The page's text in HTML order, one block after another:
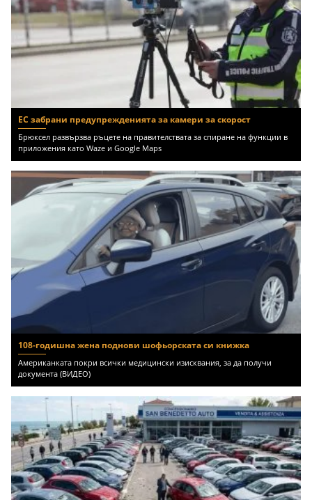
ЕС забрани предупрежденията за камери за скорост
Брюксел развързва ръцете на правителствата за спиране на функции в
приложения като Waze и Google Maps
108-годишна жена поднови шофьорската си книжка
Американката покри всички медицински изисквания, за да получи
документа (ВИДЕО)